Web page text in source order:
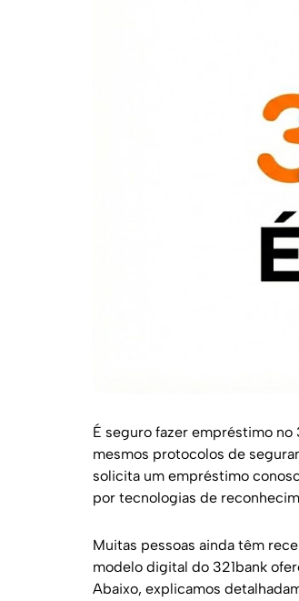
É seguro fazer empréstimo no
mesmos protocolos de
solicita um empréstimo
por tecnologias de
Muitas pessoas ainda têm
modelo digital do 321bank
Abaixo, explicamos